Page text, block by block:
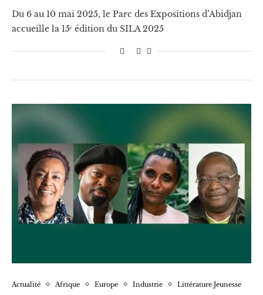
Du 6 au 10 mai 2025, le Parc des Expositions d’Abidjan
accueille la 15ᵉ édition du SILA 2025
Actualité Afrique Europe Industrie Littérature Jeunesse